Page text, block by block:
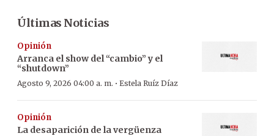
Últimas Noticias
Opinión
Arranca el show del “cambio” y el
“shutdown”
Agosto 9, 2026 04:00 a. m. · Estela Ruíz Díaz
Opinión
La desaparición de la vergüenza